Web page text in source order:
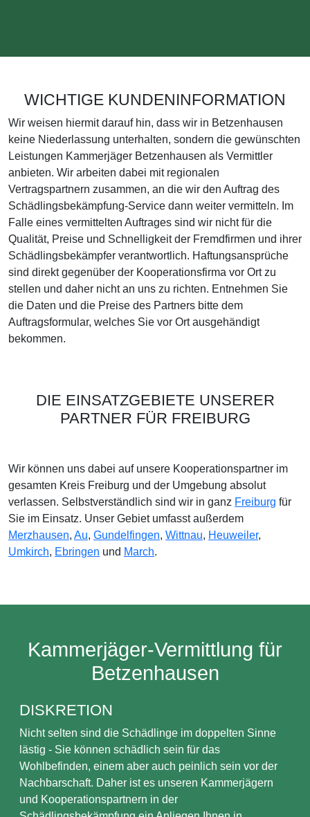
WICHTIGE KUNDENINFORMATION
Wir weisen hiermit darauf hin, dass wir in Betzenhausen
keine Niederlassung unterhalten, sondern die gewünschten
Leistungen Kammerjäger Betzenhausen als Vermittler
anbieten. Wir arbeiten dabei mit regionalen
Vertragspartnern zusammen, an die wir den Auftrag des
Schädlingsbekämpfung-Service dann weiter vermitteln. Im
Falle eines vermittelten Auftrages sind wir nicht für die
Qualität, Preise und Schnelligkeit der Fremdfirmen und ihrer
Schädlingsbekämpfer verantwortlich. Haftungsansprüche
sind direkt gegenüber der Kooperationsfirma vor Ort zu
stellen und daher nicht an uns zu richten. Entnehmen Sie
die Daten und die Preise des Partners bitte dem
Auftragsformular, welches Sie vor Ort ausgehändigt
bekommen.
DIE EINSATZGEBIETE UNSERER
PARTNER FÜR FREIBURG
Wir können uns dabei auf unsere Kooperationspartner im
gesamten Kreis Freiburg und der Umgebung absolut
verlassen. Selbstverständlich sind wir in ganz Freiburg für
Sie im Einsatz. Unser Gebiet umfasst außerdem
Merzhausen, Au, Gundelfingen, Wittnau, Heuweiler,
Umkirch, Ebringen und March.
Kammerjäger-Vermittlung für
Betzenhausen
DISKRETION
Nicht selten sind die Schädlinge im doppelten Sinne
lästig - Sie können schädlich sein für das
Wohlbefinden, einem aber auch peinlich sein vor der
Nachbarschaft. Daher ist es unseren Kammerjägern
und Kooperationspartnern in der